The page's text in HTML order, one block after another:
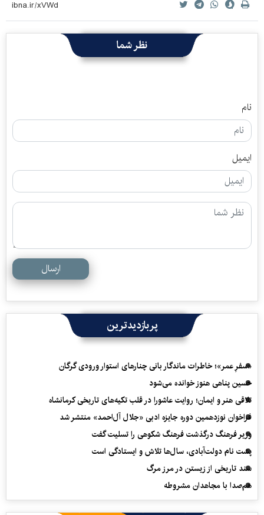
نظر شما
نام
ایمیل
ارسال
پربازدیدترین
«سفرِ عمر»؛ خاطرات ماندگار بانی چنارهای استوار ورودی گرگان
حسین پناهی هنوز خوانده می‌شود
تلاقی هنر و ایمان؛ روایت عاشورا در قلب تکیه‌های تاریخی کرمانشاه
فراخوان نوزدهمین دوره جایزه ادبی «جلال آل‌احمد» منتشر شد
وزیر فرهنگ درگذشت فرهنگ شکوهی را تسلیت گفت
پشت نام دولت‌آبادی، سال‌ها تلاش و ایستادگی است
سند تاریخی از زیستن در مرز مرگ
هم‌صدا با مجاهدان مشروطه